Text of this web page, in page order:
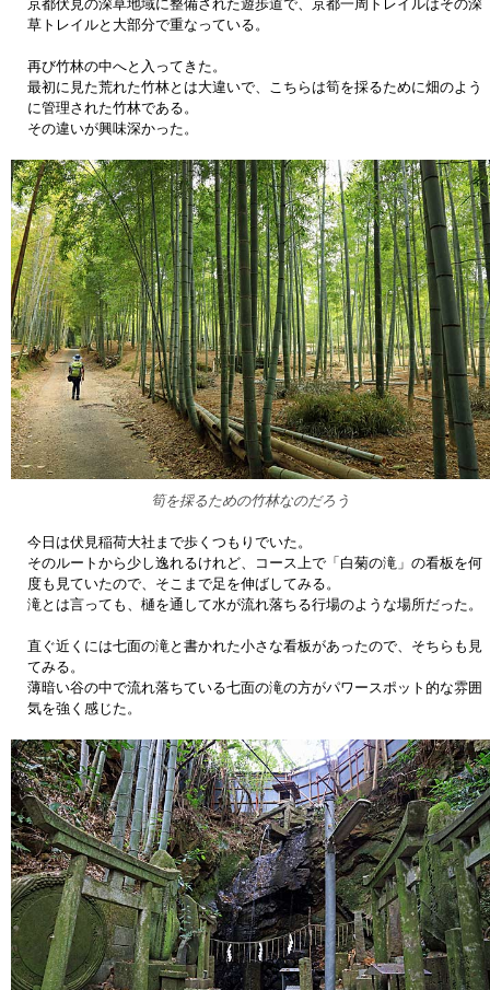
京都伏見の深草地域に整備された遊歩道で、京都一周トレイルはその深
草トレイルと大部分で重なっている。
再び竹林の中へと入ってきた。
最初に見た荒れた竹林とは大違いで、こちらは筍を採るために畑のよう
に管理された竹林である。
その違いが興味深かった。
筍を採るための竹林なのだろう
今日は伏見稲荷大社まで歩くつもりでいた。
そのルートから少し逸れるけれど、コース上で「白菊の滝」の看板を何
度も見ていたので、そこまで足を伸ばしてみる。
滝とは言っても、樋を通して水が流れ落ちる行場のような場所だった。
直ぐ近くには七面の滝と書かれた小さな看板があったので、そちらも見
てみる。
薄暗い谷の中で流れ落ちている七面の滝の方がパワースポット的な雰囲
気を強く感じた。